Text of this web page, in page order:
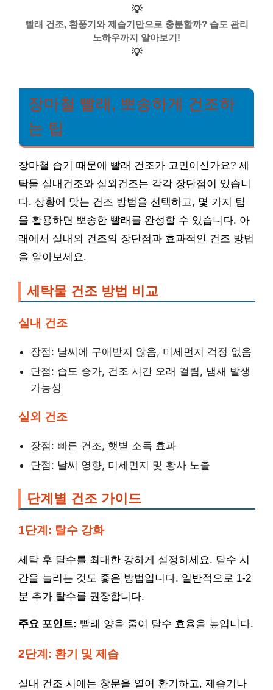
💡
빨래 건조, 환풍기와 제습기만으로 충분할까? 습도 관리
노하우까지 알아보기!
💡
장마철 빨래, 뽀송하게 건조하
는 팁
장마철 습기 때문에 빨래 건조가 고민이신가요? 세
탁물 실내건조와 실외건조는 각각 장단점이 있습니
다. 상황에 맞는 건조 방법을 선택하고, 몇 가지 팁
을 활용하면 뽀송한 빨래를 완성할 수 있습니다. 아
래에서 실내외 건조의 장단점과 효과적인 건조 방법
을 알아보세요.
세탁물 건조 방법 비교
실내 건조
장점: 날씨에 구애받지 않음, 미세먼지 걱정 없음
단점: 습도 증가, 건조 시간 오래 걸림, 냄새 발생
가능성
실외 건조
장점: 빠른 건조, 햇볕 소독 효과
단점: 날씨 영향, 미세먼지 및 황사 노출
단계별 건조 가이드
1단계: 탈수 강화
세탁 후 탈수를 최대한 강하게 설정하세요. 탈수 시
간을 늘리는 것도 좋은 방법입니다. 일반적으로 1-2
분 추가 탈수를 권장합니다.
주요 포인트: 빨래 양을 줄여 탈수 효율을 높입니다.
2단계: 환기 및 제습
실내 건조 시에는 창문을 열어 환기하고, 제습기나